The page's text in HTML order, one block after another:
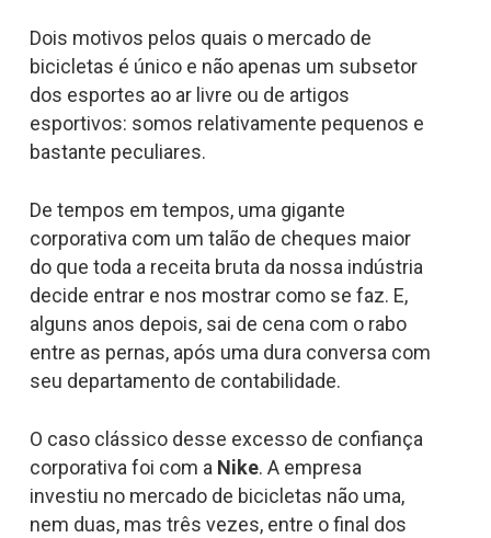
Dois motivos pelos quais o mercado de
bicicletas é único e não apenas um subsetor
dos esportes ao ar livre ou de artigos
esportivos: somos relativamente pequenos e
bastante peculiares.
De tempos em tempos, uma gigante
corporativa com um talão de cheques maior
do que toda a receita bruta da nossa indústria
decide entrar e nos mostrar como se faz. E,
alguns anos depois, sai de cena com o rabo
entre as pernas, após uma dura conversa com
seu departamento de contabilidade.
O caso clássico desse excesso de confiança
corporativa foi com a Nike. A empresa
investiu no mercado de bicicletas não uma,
nem duas, mas três vezes, entre o final dos